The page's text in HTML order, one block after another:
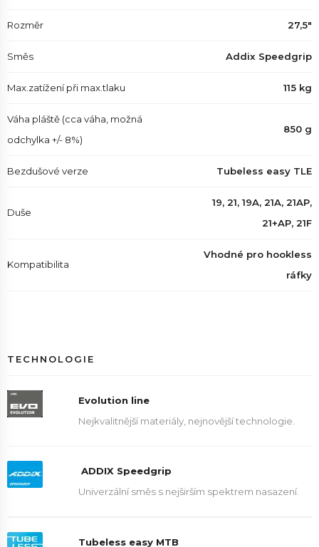
Rozměr 27,5"
Směs Addix Speedgrip
Max.zatížení při max.tlaku 115 kg
Váha pláště (cca váha, možná
odchylka +/- 8%)
850 g
Bezdušové verze Tubeless easy TLE
Duše
19, 21, 19A, 21A, 21AP,
21+AP, 21F
Kompatibilita
Vhodné pro hookless
ráfky
TECHNOLOGIE
Evolution line
Nejkvalitnější materiály, nejnovější technologie.
ADDIX Speedgrip
Univerzální směs s nejširším spektrem nasazení.
Tubeless easy MTB